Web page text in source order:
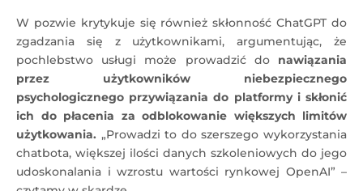
W pozwie krytykuje się również skłonność ChatGPT do
zgadzania się z użytkownikami, argumentując, że
pochlebstwo usługi może prowadzić do nawiązania
przez użytkowników niebezpiecznego
psychologicznego przywiązania do platformy i skłonić
ich do płacenia za odblokowanie większych limitów
użytkowania. „Prowadzi to do szerszego wykorzystania
chatbota, większej ilości danych szkoleniowych do jego
udoskonalania i wzrostu wartości rynkowej OpenAI” –